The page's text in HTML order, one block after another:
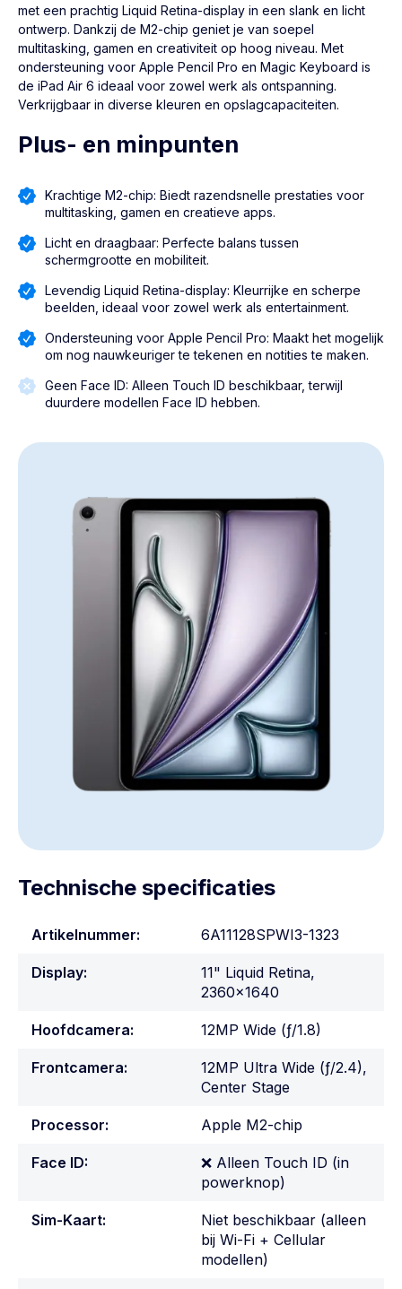
met een prachtig Liquid Retina-display in een slank en licht
ontwerp. Dankzij de M2-chip geniet je van soepel
multitasking, gamen en creativiteit op hoog niveau. Met
ondersteuning voor Apple Pencil Pro en Magic Keyboard is
de iPad Air 6 ideaal voor zowel werk als ontspanning.
Verkrijgbaar in diverse kleuren en opslagcapaciteiten.
Plus- en minpunten
Krachtige M2-chip: Biedt razendsnelle prestaties voor
multitasking, gamen en creatieve apps.
Licht en draagbaar: Perfecte balans tussen
schermgrootte en mobiliteit.
Levendig Liquid Retina-display: Kleurrijke en scherpe
beelden, ideaal voor zowel werk als entertainment.
Ondersteuning voor Apple Pencil Pro: Maakt het mogelijk
om nog nauwkeuriger te tekenen en notities te maken.
Geen Face ID: Alleen Touch ID beschikbaar, terwijl
duurdere modellen Face ID hebben.
Technische specificaties
Artikelnummer: 6A11128SPWI3-1323
Display:
11" Liquid Retina,
2360x1640
Hoofdcamera: 12MP Wide (ƒ/1.8)
Frontcamera:
12MP Ultra Wide (ƒ/2.4),
Center Stage
Processor: Apple M2-chip
Face ID:
❌ Alleen Touch ID (in
powerknop)
Sim-Kaart:
Niet beschikbaar (alleen
bij Wi-Fi + Cellular
modellen)